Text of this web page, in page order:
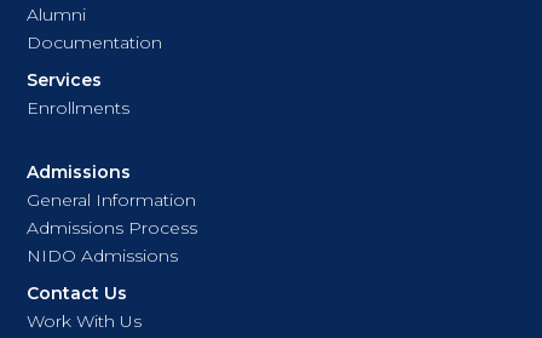
Alumni
Documentation
Services
Enrollments
Admissions
General Information
Admissions Process
NIDO Admissions
Contact Us
Work With Us